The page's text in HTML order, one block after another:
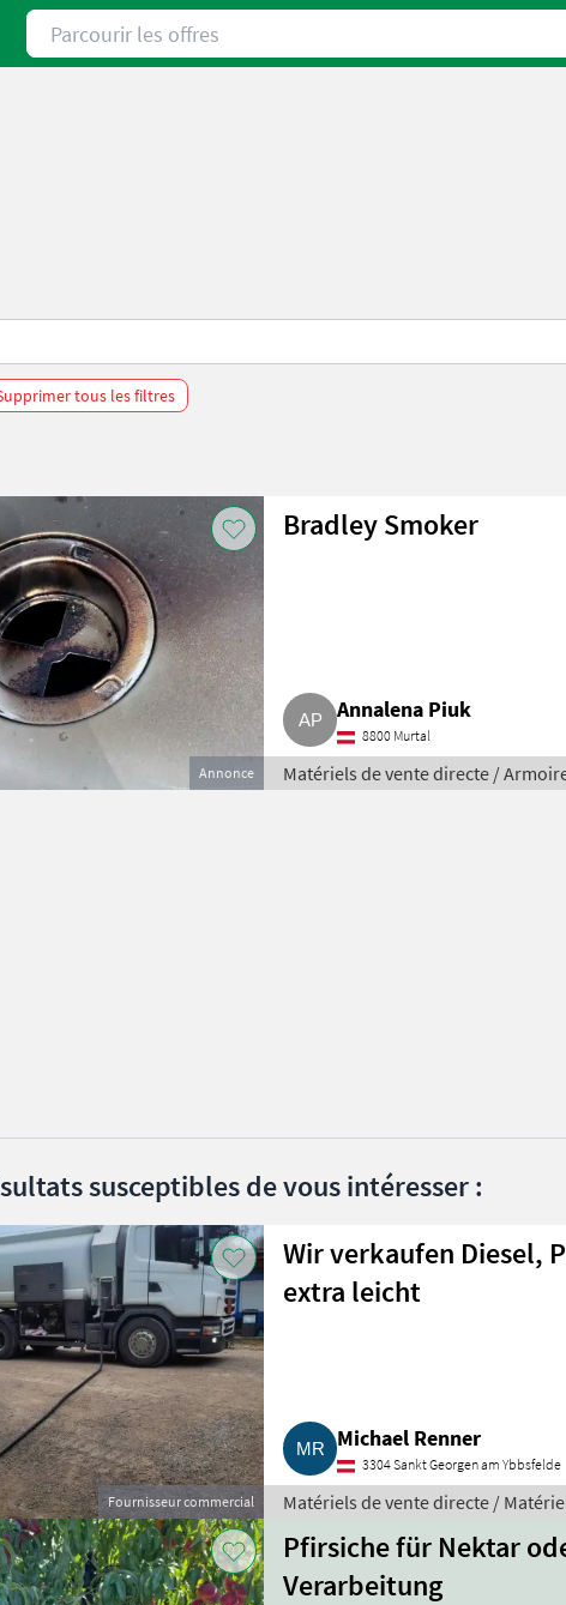
Parcourir les offres
tous les filtres
Annonce
Bradley Smoker
Annalena Piuk
8800 Murtal
Matériels de vente directe /
susceptibles de vous intéresser :
Fournisseur commercial
Wir verkaufen Diesel,
extra leicht
Michael Renner
3304 Sankt Georgen am Ybbsfelde
Matériels de vente directe /
Pfirsiche für Nektar
Verarbeitung